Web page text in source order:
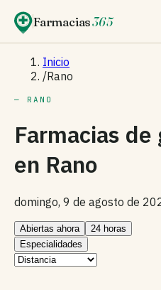
Farmacias365
Inicio
/Rano
— RANO
Farmacias de
en Rano
domingo, 9 de agosto de
Abiertas ahora
24 horas
Especialidades